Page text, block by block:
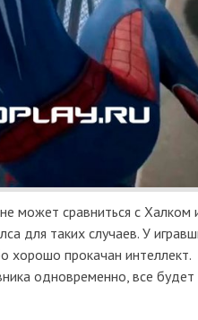
может сравниться с Халком
для таких случаев. У
хорошо прокачан интеллект.
одновременно, все будет